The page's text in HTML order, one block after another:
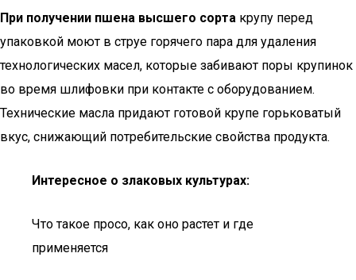
При получении пшена высшего сорта крупу перед
упаковкой моют в струе горячего пара для удаления
технологических масел, которые забивают поры крупинок
во время шлифовки при контакте с оборудованием.
Технические масла придают готовой крупе горьковатый
вкус, снижающий потребительские свойства продукта.
Интересное о злаковых культурах:
Что такое просо, как оно растет и где
применяется